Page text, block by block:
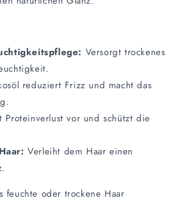
Versorgt trockenes
reduziert Frizz und macht das
Proteinverlust vor und schützt die
Verleiht dem Haar einen
feuchte oder trockene Haar